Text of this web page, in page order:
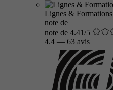
Lignes & Formations
note de
note de 4.41/5
4.4 — 63 avis